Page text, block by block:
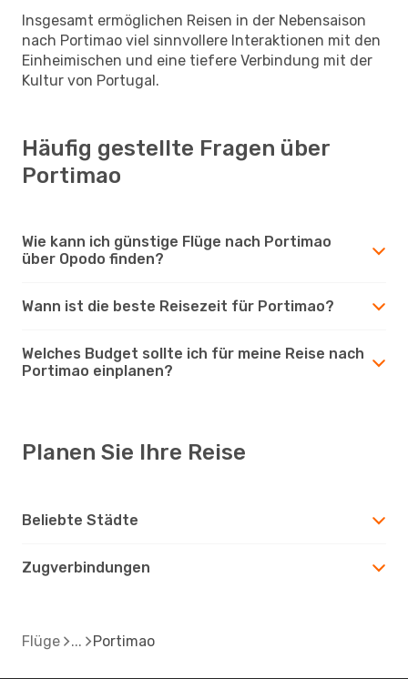
Insgesamt ermöglichen Reisen in der Nebensaison
nach Portimao viel sinnvollere Interaktionen mit den
Einheimischen und eine tiefere Verbindung mit der
Kultur von Portugal.
Häufig gestellte Fragen über
Portimao
Wie kann ich günstige Flüge nach Portimao
über Opodo finden?
Wann ist die beste Reisezeit für Portimao?
Welches Budget sollte ich für meine Reise nach
Portimao einplanen?
Planen Sie Ihre Reise
Beliebte Städte
Zugverbindungen
Flüge Portimao